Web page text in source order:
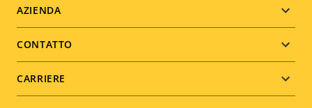
Footer
menu
AZIENDA
CONTATTO
CARRIERE